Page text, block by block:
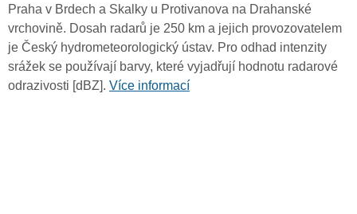
Praha v Brdech a Skalky u Protivanova na Drahanské
vrchovině. Dosah radarů je 250 km a jejich provozovatelem
je Český hydrometeorologický ústav. Pro odhad intenzity
srážek se používají barvy, které vyjadřují hodnotu radarové
odrazivosti [dBZ]. Více informací